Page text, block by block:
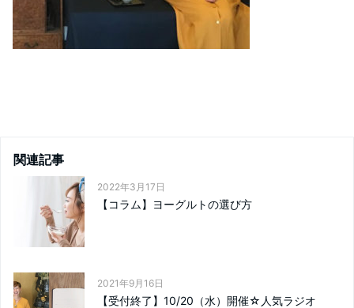
関連記事
2022年3月17日
【コラム】ヨーグルトの選び方
2021年9月16日
【受付終了】10/20（水）開催☆人気ラジオ